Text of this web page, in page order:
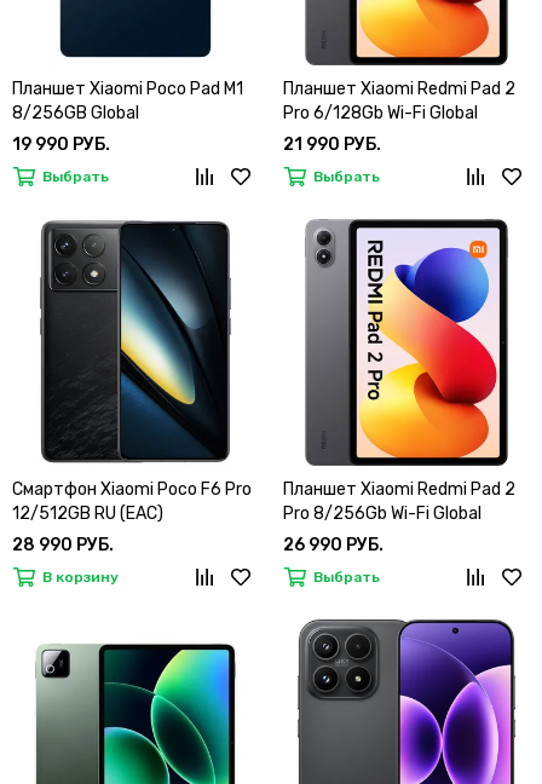
Планшет Xiaomi Poco Pad M1
8/256GB Global
19 990 РУБ.
Выбрать
Планшет Xiaomi Redmi Pad 2
Pro 6/128Gb Wi-Fi Global
21 990 РУБ.
Выбрать
Смартфон Xiaomi Poco F6 Pro
12/512GB RU (EAC)
28 990 РУБ.
В корзину
Планшет Xiaomi Redmi Pad 2
Pro 8/256Gb Wi-Fi Global
26 990 РУБ.
Выбрать